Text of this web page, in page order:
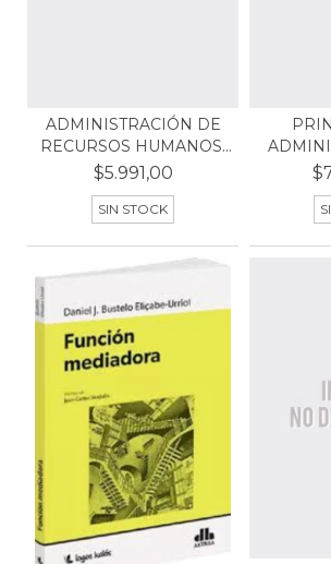
ADMINISTRACIÓN DE
RECURSOS HUMANOS.
ENFO...
$5.991,00
SIN STOCK